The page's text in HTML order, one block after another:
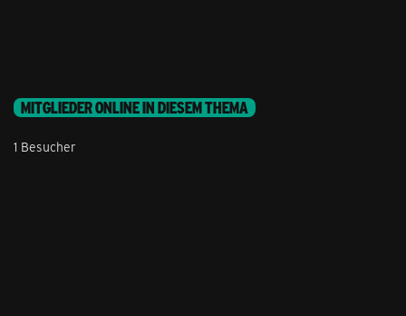
MITGLIEDER ONLINE IN DIESEM THEMA
1 Besucher